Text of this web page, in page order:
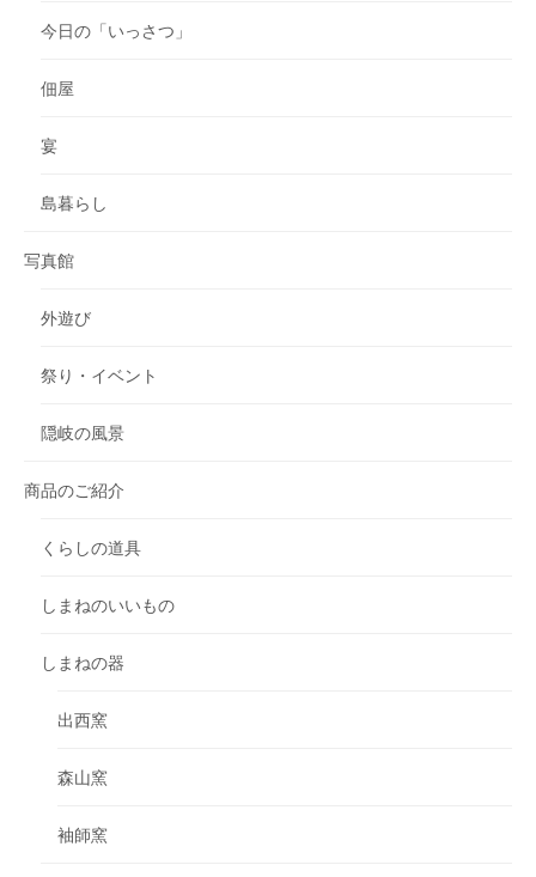
今日の「いっさつ」
佃屋
宴
島暮らし
写真館
外遊び
祭り・イベント
隠岐の風景
商品のご紹介
くらしの道具
しまねのいいもの
しまねの器
出西窯
森山窯
袖師窯